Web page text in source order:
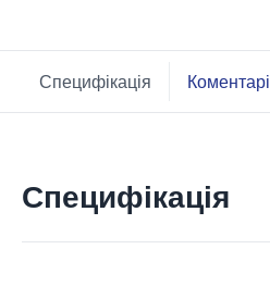
Специфікація Коментарі
Специфікація